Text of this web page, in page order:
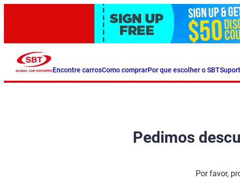
Encontre carrosComo comprarPor que escolher o SBT
Pedimos
Por favor,